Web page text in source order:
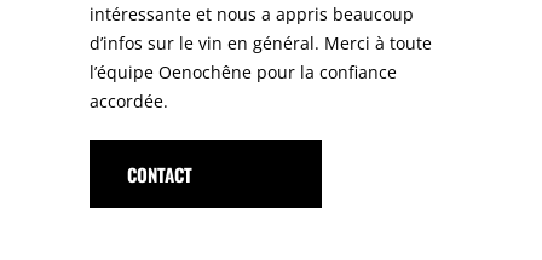
intéressante et nous a appris beaucoup
d’infos sur le vin en général. Merci à toute
l’équipe Oenochêne pour la confiance
accordée.
CONTACT